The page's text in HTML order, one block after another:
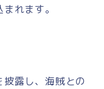
れます。
露し、海賊との